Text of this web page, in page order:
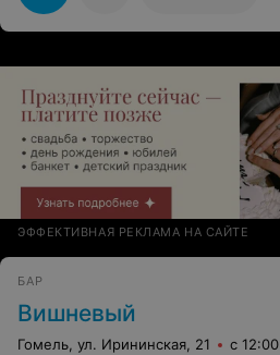
ЭФФЕКТИВНАЯ РЕКЛАМА НА САЙТЕ
БАР
Вишневый
Гомель, ул. Ирининская, 21 с 12:00